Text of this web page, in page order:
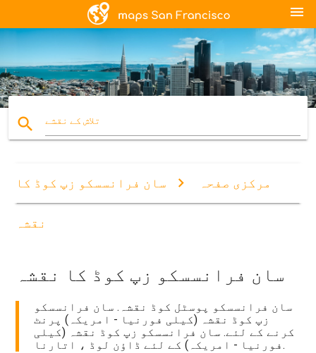
menu
search تلاش کے نقشے
مرکزی صفحہ سان فرانسسکو زپ کوڈ کا
نقشہ
سان فرانسسکو زپ کوڈ کا نقشہ
سان فرانسسکو پوسٹل کوڈ نقشہ. سان فرانسسکو
زپ کوڈ نقشہ (کیلی فورنیا - امریکہ) پرنٹ
کرنے کے لئے. سان فرانسسکو زپ کوڈ نقشہ (کیلی
فورنیا - امریکہ) کے لئے ڈاؤن لوڈ ، اتارنا.